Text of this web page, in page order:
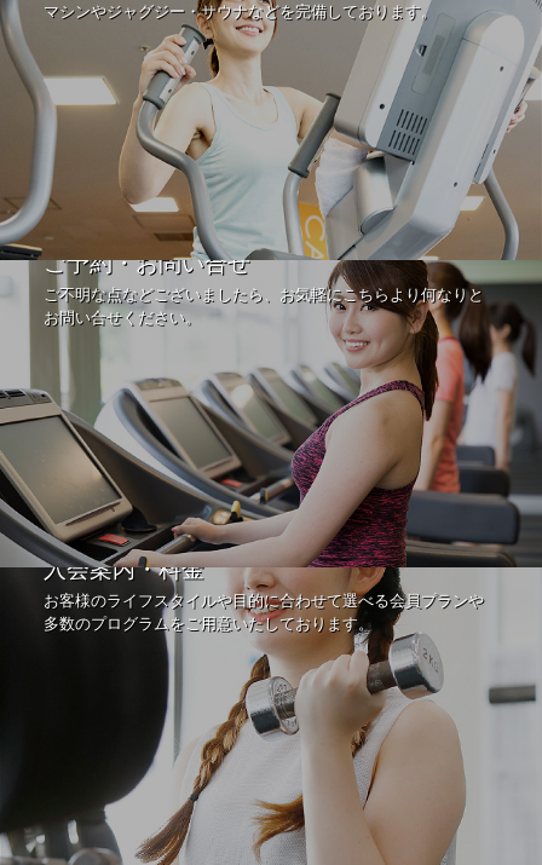
マシンやジャグジー・サウナなどを完備しております。
ご予約・お問い合せ
ご不明な点などございましたら、お気軽にこちらより何なりと
お問い合せください。
入会案内・料金
お客様のライフスタイルや目的に合わせて選べる会員プランや
多数のプログラムをご用意いたしております。